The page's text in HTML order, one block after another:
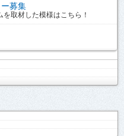
募集
取材した模様はこちら！